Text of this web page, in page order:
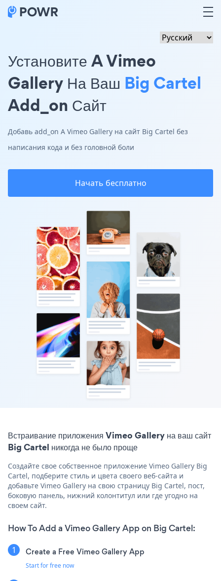
Установите A Vimeo
Gallery На Ваш Big Cartel
Add_on Сайт
Добавь add_on A Vimeo Gallery на сайт Big Cartel без
написания кода и без головной боли
Начать бесплатно
Встраивание приложения Vimeo Gallery на ваш сайт
Big Cartel никогда не было проще
Создайте свое собственное приложение Vimeo Gallery Big
Cartel, подберите стиль и цвета своего веб-сайта и
добавьте Vimeo Gallery на свою страницу Big Cartel, пост,
боковую панель, нижний колонтитул или где угодно на
своем сайт.
How To Add a Vimeo Gallery App on Big Cartel:
Create a Free Vimeo Gallery App
Start for free now